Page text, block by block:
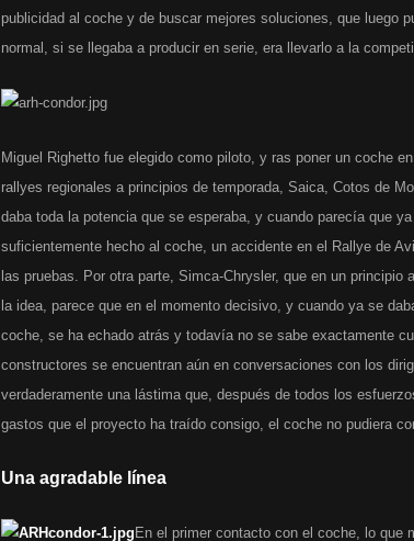
publicidad al coche y de buscar mejores soluciones, que luego
normal, si se llegaba a producir en serie, era llevarlo a la
Miguel Righetto fue elegido como piloto, y ras poner un coche
rallyes regionales a principios de temporada, Saica, Cotos de
daba toda la potencia que se esperaba, y cuando parecía que
suficientemente hecho al coche, un accidente en el Rallye de
las pruebas. Por otra parte, Simca-Chrysler, que en un
la idea, parece que en el momento decisivo, y cuando ya se
coche, se ha echado atrás y todavía no se sabe exactamente
constructores se encuentran aún en conversaciones con los
verdaderamente una lástima que, después de todos los
gastos que el proyecto ha traído consigo, el coche no pudiera
Una agradable línea
En el primer contacto con el coche, lo que